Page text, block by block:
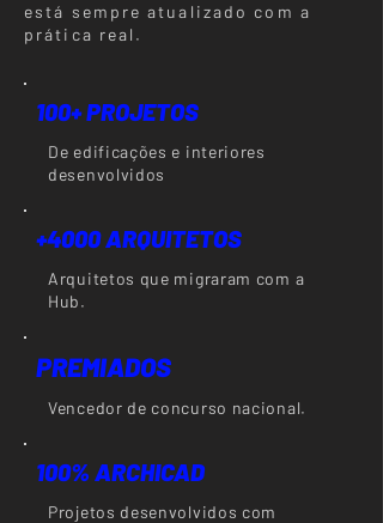
está sempre atualizado com a
prática real.
100+ PROJETOS
De edificações e interiores
desenvolvidos
+4000 ARQUITETOS
Arquitetos que migraram com a
Hub.
PREMIADOS
Vencedor de concurso nacional.
100% ARCHICAD
Projetos desenvolvidos com